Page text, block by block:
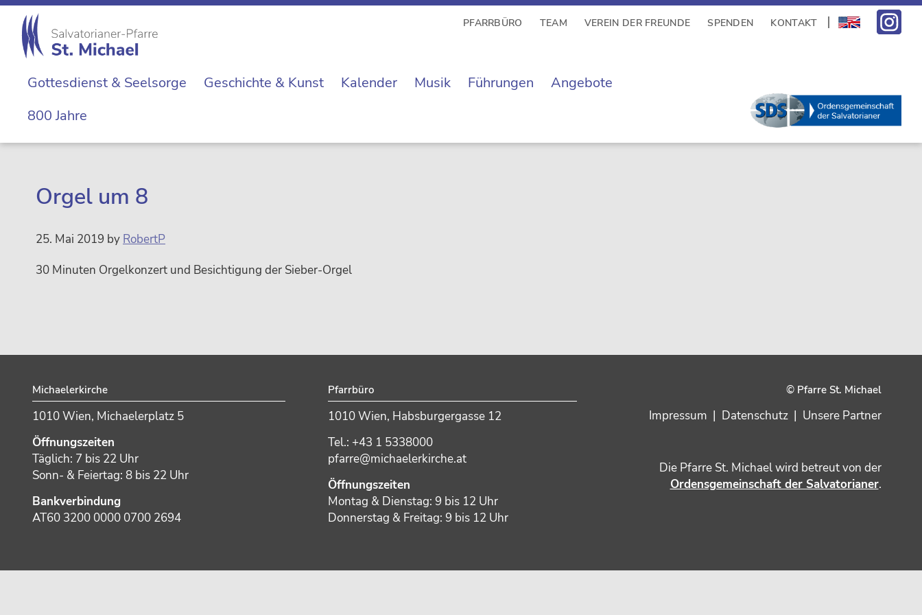
Zur
Hauptnavigation
springen
Skip
main
Zur
Hauptsidebar
springen
Zur
Fußzeile
springen
Michael
Michaelerkirche
im
Zentrum
Wiens
PFARRBÜRO TEAM VEREIN DER FREUNDE SPENDEN KONTAKT
Gottesdienst & Seelsorge Geschichte & Kunst Kalender Musik Führungen
Angebote
800 Jahre
Orgel um 8
25. Mai 2019 by RobertP
30 Minuten Orgelkonzert und Besichtigung der Sieber-Orgel
Michaelerkirche
1010 Wien, Michaelerplatz 5
Öffnungszeiten
Täglich: 7 bis 22 Uhr
Sonn- & Feiertag: 8 bis 22 Uhr
Bankverbindung
AT60 3200 0000 0700 2694
Pfarrbüro
1010 Wien, Habsburgergasse 12
Tel.: +43 1 5338000
pfarre@michaelerkirche.at
Öffnungszeiten
Montag & Dienstag: 9 bis 12 Uhr
Donnerstag & Freitag: 9 bis 12 Uhr
© Pfarre St. Michael
Impressum | Datenschutz| Unsere Partner
Die Pfarre St. Michael wird betreut von der
Ordensgemeinschaft der Salvatorianer.